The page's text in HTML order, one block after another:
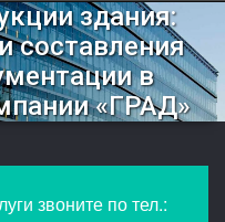
здания:
составления
в
«ГРАД»
звоните по тел.: